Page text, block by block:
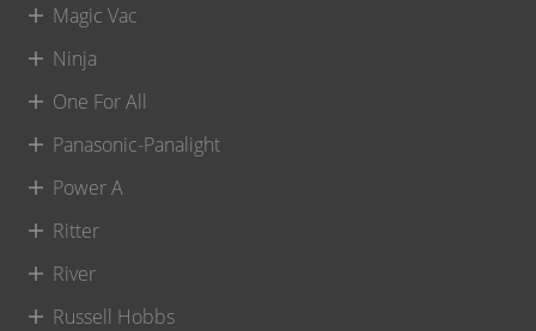
Magic Vac
Ninja
One For All
Panasonic-Panalight
Power A
Ritter
River
Russell Hobbs